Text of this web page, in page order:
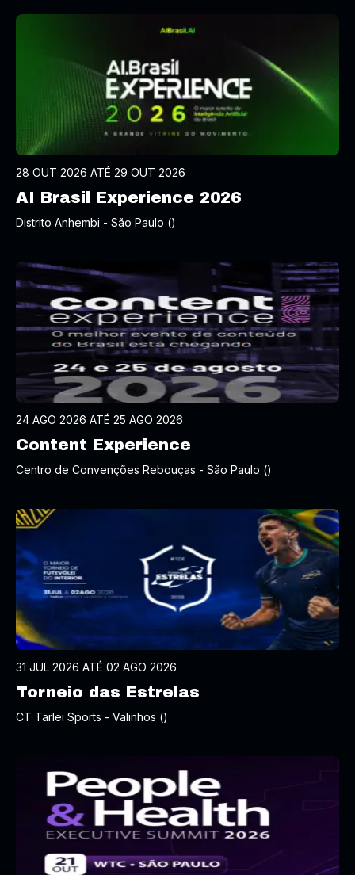
28 OUT 2026 ATÉ 29 OUT 2026
AI Brasil Experience 2026
Distrito Anhembi - São Paulo ()
24 AGO 2026 ATÉ 25 AGO 2026
Content Experience
Centro de Convenções Rebouças - São Paulo ()
31 JUL 2026 ATÉ 02 AGO 2026
Torneio das Estrelas
CT Tarlei Sports - Valinhos ()